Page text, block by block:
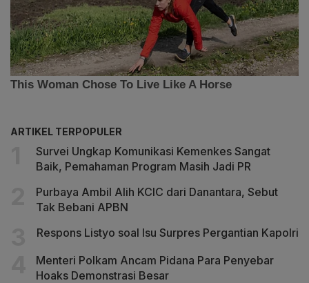
ARTIKEL TERPOPULER
Survei Ungkap Komunikasi Kemenkes Sangat
Baik, Pemahaman Program Masih Jadi PR
Purbaya Ambil Alih KCIC dari Danantara, Sebut
Tak Bebani APBN
Respons Listyo soal Isu Surpres Pergantian Kapolri
Menteri Polkam Ancam Pidana Para Penyebar
Hoaks Demonstrasi Besar